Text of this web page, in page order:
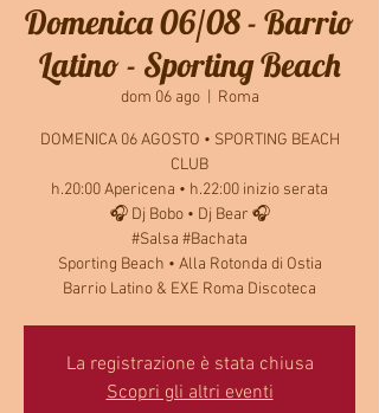
Domenica 06/08 - Barrio
Latino - Sporting Beach
dom 06 ago
  |
Roma
DOMENICA 06 AGOSTO • SPORTING BEACH
CLUB
h.20:00 Apericena • h.22:00 inizio serata
🎧 Dj Bobo • Dj Bear 🎧
#Salsa #Bachata
Sporting Beach • Alla Rotonda di Ostia
La registrazione è stata chiusa
Scopri gli altri eventi